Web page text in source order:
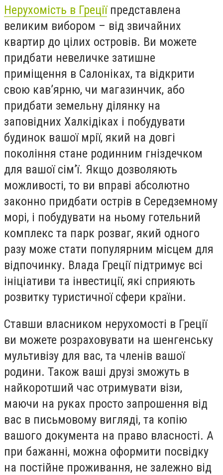
Нерухомість в Греціїпредставлена
великим вибором – від звичайних
квартир до цілих островів. Ви можете
придбати невеличке затишне
приміщення в Салоніках, та відкрити
свою кав’ярню, чи магазинчик, або
придбати земельну ділянку на
заповідних Халкідіках і побудувати
будинок вашої мрії, який на довгі
покоління стане родинним гніздечком
для вашої сім’ї. Якщо дозволяють
можливості, то ви вправі абсолютно
законно придбати острів в Середземному
морі, і побудувати на ньому готельний
комплекс та парк розваг, який одного
разу може стати популярним місцем для
відпочинку. Влада Греції підтримує всі
ініціативи та інвестиції, які сприяють
розвитку туристичної сфери країни.
Ставши власником нерухомості в Греції
ви можете розраховувати на шенгенську
мультивізу для вас, та членів вашої
родини. Також ваші друзі зможуть в
найкоротший час отримувати візи,
маючи на руках просто запрошення від
вас в письмовому вигляді, та копію
вашого документа на право власності. А
при бажанні, можна оформити посвідку
на постійне проживання, не залежно від